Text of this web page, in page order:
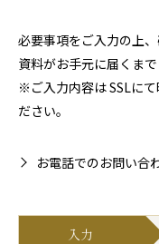
必要事項をご入力の上
資料がお手元に届くまで
※ご入力内容は SSLに
ださい。
お電話でのお問い合
入力